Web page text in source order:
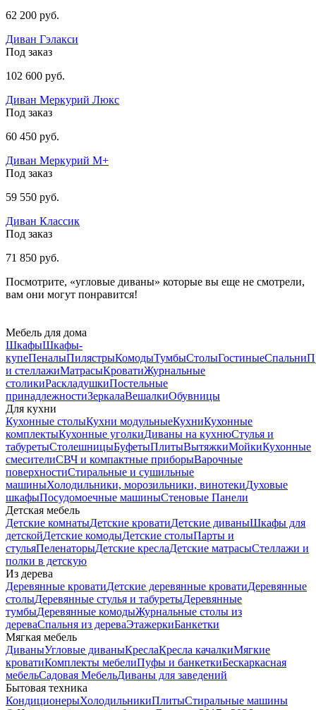
62 200 руб.
Диван Гэлакси
Под заказ
102 600 руб.
Диван Меркурий Люкс
Под заказ
60 450 руб.
Диван Меркурий М+
Под заказ
59 550 руб.
Диван Классик
Под заказ
71 850 руб.
Посмотрите, «угловые диваны» которые вы еще не смотрели,
вам они могут понравится!
Мебель для дома
ШкафыШкафы-
купеПеналыПилястрыКомодыТумбыСтолыГостиныеСпальни
и стеллажиМатрасыКроватиЖурнальные
столикиРаскладушкиПостельные
принадлежностиЗеркалаВешалкиОбувницы
Для кухни
Кухонные столыКухни модульныеКухниКухонные
комплектыКухонные уголкиДиваны на кухнюСтулья и
табуретыСтолешницыБуфетыПлитыВытяжкиМойкиКухонные
смесителиСВЧ и компактные приборыВарочные
поверхностиСтиральные и сушильные
машиныХолодильники, морозильники, винотекиДуховые
шкафыПосудомоечные машиныСтеновые Панели
Детская мебель
Детские комнатыДетские кроватиДетские диваныШкафы для
детскойДетские комодыДетские столыПарты и
стульяПеленаторыДетские креслаДетские матрасыСтеллажи и
полки в детскую
Из дерева
Деревянные кроватиДетские деревянные кроватиДеревянные
столыДеревянные стулья и табуретыДеревянные
тумбыДеревянные комодыЖурнальные столы из
дереваСпальня из дереваЭтажеркиБанкетки
Мягкая мебель
ДиваныУгловые диваныКреслаКресла качалкиМягкие
кроватиКомплекты мебелиПуфы и банкеткиБескаркасная
мебельСадовая МебельДиваны для заведений
Бытовая техника
КондиционерыХолодильникиПлитыСтиральные машины